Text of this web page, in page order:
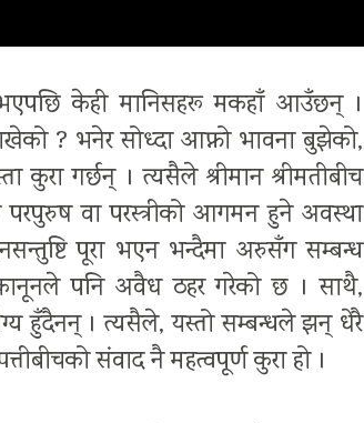
केही मानिसहरू मकहाँ आउँछन् ।
? भनेर सोध्दा आफ्नो भावना बुझेको,
गर्छन् । त्यसैले श्रीमान श्रीमतीबीच
वा परस्त्रीको आगमन हुने अवस्था
पूरा भएन भन्दैमा अरुसँग सम्बन्ध
कानूनले पनि अवैध ठहर गरेको छ । साथै,
हुँदैनन् । त्यसैले, यस्तो सम्बन्धले झन् धेरै
संवाद नै महत्वपूर्ण कुरा हो ।